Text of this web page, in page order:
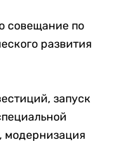
совещание по
развития
запуск
модернизация